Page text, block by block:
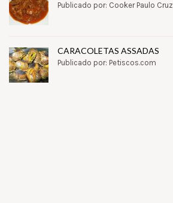
Publicado por: Cooker Paulo Cruz
CARACOLETAS ASSADAS
Publicado por: Petiscos.com